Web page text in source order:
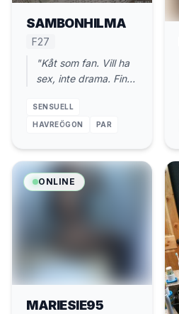
SAMBONHILMA
F27
"Kåt som fan. Vill ha
sex, inte drama. Finns
SENSUELL
HAVREÖGON PAR
ONLINE
MARIESIE95